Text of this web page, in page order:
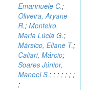
Emannuele C.;
Oliveira, Aryane
R.; Monteiro,
Maria Lúcia G.;
Mársico, Eliane T.;
Caliari, Márcio;
Soares Júnior,
Manoel S.; ; ; ; ; ; ;
;